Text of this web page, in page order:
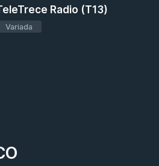
Radio (T13)
Variada